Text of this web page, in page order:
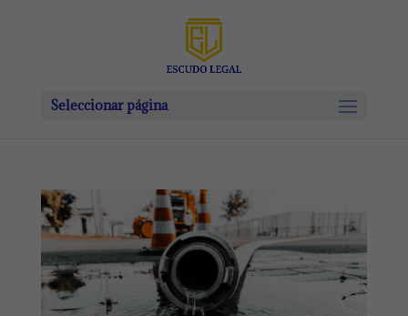
Seleccionar página